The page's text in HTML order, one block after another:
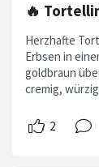
🔥
Herzhafte
Erbsen in
goldbraun
cremig,